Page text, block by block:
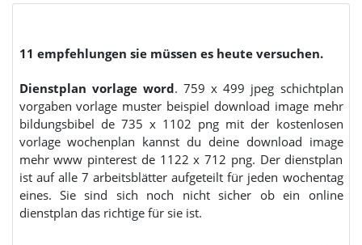
11 empfehlungen sie müssen es heute versuchen.
Dienstplan vorlage word. 759 x 499 jpeg schichtplan
vorgaben vorlage muster beispiel download image mehr
bildungsbibel de 735 x 1102 png mit der kostenlosen
vorlage wochenplan kannst du deine download image
mehr www pinterest de 1122 x 712 png. Der dienstplan
ist auf alle 7 arbeitsblätter aufgeteilt für jeden wochentag
eines. Sie sind sich noch nicht sicher ob ein online
dienstplan das richtige für sie ist.